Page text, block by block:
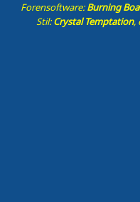
Forensoftware:Burning
Stil:Crystal Temptation,